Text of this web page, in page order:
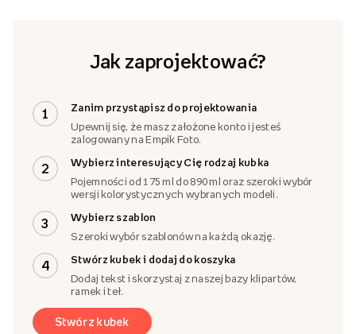
Jak zaprojektować?
1
Zanim przystąpisz do projektowania
Upewnij się, że masz założone konto i jesteś
zalogowany na Empik Foto.
2
Wybierz interesujący Cię rodzaj kubka
Pojemności od 175 ml do 890 ml oraz szeroki wybór
wersji kolorystycznych wybranych modeli.
3
Wybierz szablon
Szeroki wybór szablonów na każdą okazję.
4
Stwórz kubek i dodaj do koszyka
Dodaj tekst i skorzystaj z naszej bazy klipartów,
ramek i teł.
Stwórz kubek